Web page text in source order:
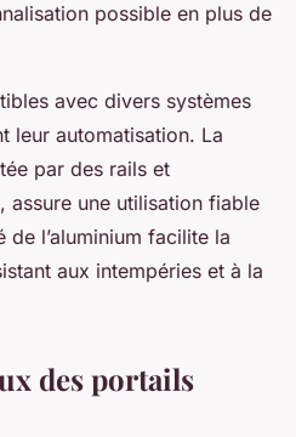
possible en plus de
avec divers systèmes
leur automatisation. La
par des rails et
assure une utilisation fiable
l’aluminium facilite la
aux intempéries et à la
des portails